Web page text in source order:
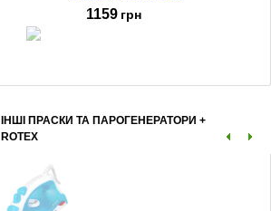
1159 грн
ІНШІ ПРАСКИ ТА ПАРОГЕНЕРАТОРИ +
ROTEX